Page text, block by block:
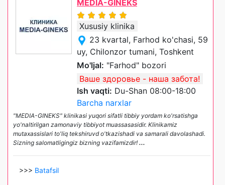
MEDIA-GINEKS
Xususiy klinika
23 kvartal, Farhod ko'chasi, 59
uy, Chilonzor tumani, Toshkent
Mo'ljal: "Farhod" bozori
Ваше здоровье - наша забота!
Ish vaqti: Du-Shan 08:00-18:00
Barcha narxlar
"MEDIA-GINEKS" klinikasi yuqori sifatli tibbiy yordam ko'rsatishga
yo'naltirilgan zamonaviy tibbiyot muassasasidir. Klinikamiz
mutaxassislari to'liq tekshiruvd o'tkazishadi va samarali davolashadi.
Sizning salomatligingiz bizning vazifamizdir! ...
>>> Batafsil